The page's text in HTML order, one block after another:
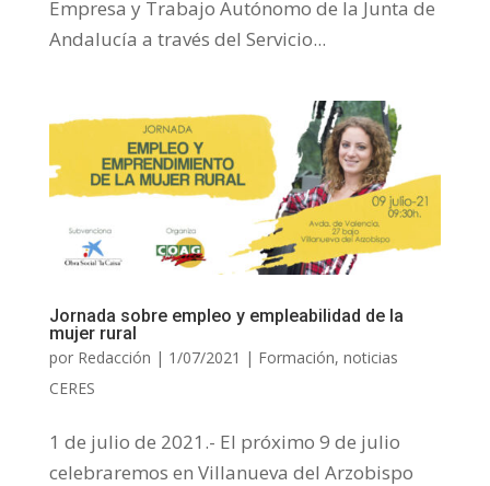
Empresa y Trabajo Autónomo de la Junta de
Andalucía a través del Servicio...
Jornada sobre empleo y empleabilidad de la
mujer rural
por Redacción | 1/07/2021 | Formación, noticias
CERES
1 de julio de 2021.- El próximo 9 de julio
celebraremos en Villanueva del Arzobispo